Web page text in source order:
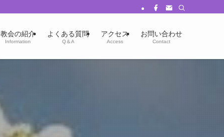
教会の紹介
Information
よくある質問
Q＆A
アクセス
Access
お問い合わせ
Contact